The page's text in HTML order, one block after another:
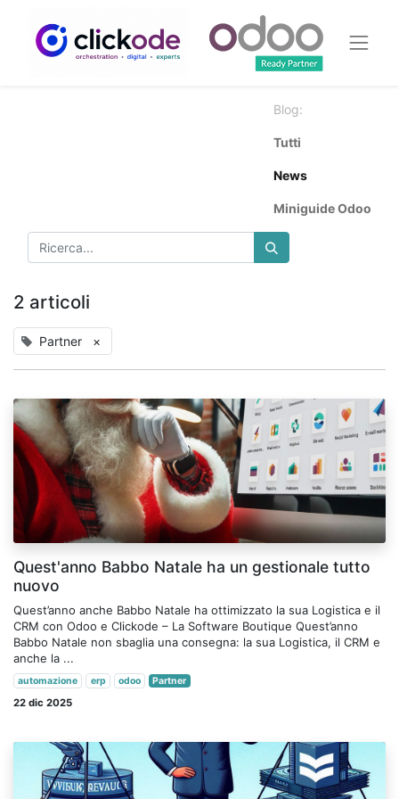
Blog:
Tutti
News
Miniguide Odoo
2 articoli
Partner ×
Quest'anno Babbo Natale ha un gestionale tutto
nuovo
Quest’anno anche Babbo Natale ha ottimizzato la sua Logistica e il
CRM con Odoo e Clickode – La Software Boutique Quest’anno
Babbo Natale non sbaglia una consegna: la sua Logistica, il CRM e
anche la ...
automazione erp odoo Partner
22 dic 2025